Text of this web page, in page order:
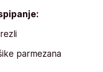
parmezana